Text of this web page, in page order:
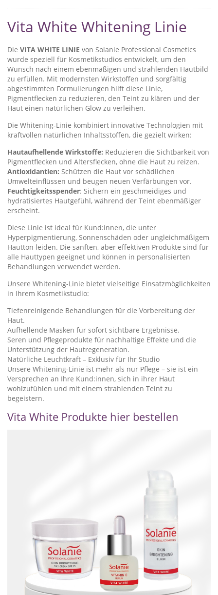
Vita White Whitening Linie
Die VITA WHITE LINIE von Solanie Professional Cosmetics
wurde speziell für Kosmetikstudios entwickelt, um den
Wunsch nach einem ebenmäßigen und strahlenden Hautbild
zu erfüllen. Mit modernsten Wirkstoffen und sorgfältig
abgestimmten Formulierungen hilft diese Linie,
Pigmentflecken zu reduzieren, den Teint zu klären und der
Haut einen natürlichen Glow zu verleihen.
Die Whitening-Linie kombiniert innovative Technologien mit
kraftvollen natürlichen Inhaltsstoffen, die gezielt wirken:
Hautaufhellende Wirkstoffe: Reduzieren die Sichtbarkeit von
Pigmentflecken und Altersflecken, ohne die Haut zu reizen.
Antioxidantien: Schützen die Haut vor schädlichen
Umwelteinflüssen und beugen neuen Verfärbungen vor.
Feuchtigkeitsspender: Sichern ein geschmeidiges und
hydratisiertes Hautgefühl, während der Teint ebenmäßiger
erscheint.
Diese Linie ist ideal für Kund:innen, die unter
Hyperpigmentierung, Sonnenschäden oder ungleichmäßigem
Hautton leiden. Die sanften, aber effektiven Produkte sind für
alle Hauttypen geeignet und können in personalisierten
Behandlungen verwendet werden.
Unsere Whitening-Linie bietet vielseitige Einsatzmöglichkeiten
in Ihrem Kosmetikstudio:
Tiefenreinigende Behandlungen für die Vorbereitung der
Haut.
Aufhellende Masken für sofort sichtbare Ergebnisse.
Seren und Pflegeprodukte für nachhaltige Effekte und die
Unterstützung der Hautregeneration.
Natürliche Leuchtkraft – Exklusiv für Ihr Studio
Unsere Whitening-Linie ist mehr als nur Pflege – sie ist ein
Versprechen an Ihre Kund:innen, sich in ihrer Haut
wohlzufühlen und mit einem strahlenden Teint zu
begeistern.
Vita White Produkte hier bestellen